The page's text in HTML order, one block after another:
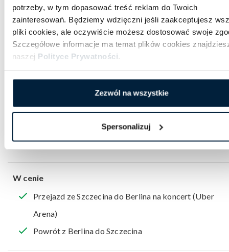
potrzeby, w tym dopasować treść reklam do Twoich
zainteresowań. Będziemy wdzięczni jeśli zaakceptujesz
pliki cookies, ale oczywiście możesz dostosować swoje
Szczegółowe informacje ma temat plików cookies
naszej Polityce Prywatności
Zezwól na wszystkie
Spersonalizuj
Sprawdźregulamin wyjazdu
Data i godzina wyjazdu
14 listopada 2026, godz. 14:00
Szczecin, zatoczka autobusowa przy Trasie Zamkowej
W cenie
Przejazd ze Szczecina do Berlina na koncert (Uber
Arena)
Powrót z Berlina do Szczecina